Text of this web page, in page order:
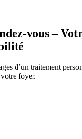
vous –
d’un traitement
foyer.